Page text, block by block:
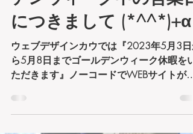
梶原穣
2023年5月5日
読了時間: 2分
🐇2023年GW／ゴール
デンウィーク中の営業日
につきまして (*^^*)+α